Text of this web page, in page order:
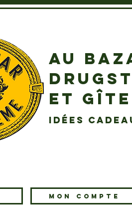
AU
ET
idées
MON COMPTE